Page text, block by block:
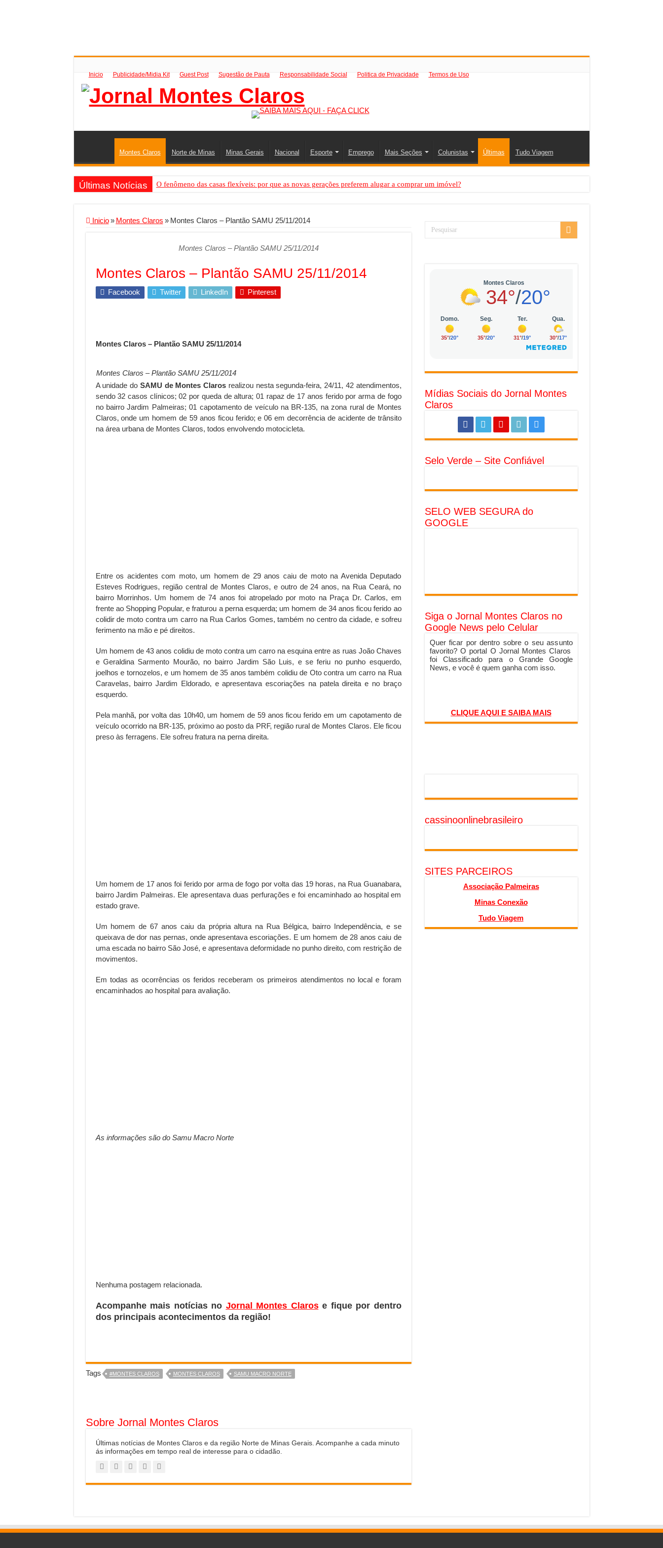
Inicio Publicidade/Midia Kit Guest Post Sugestão de Pauta Responsabilidade Social Politica de Privacidade Termos de Uso
Montes Claros Norte de Minas Minas Gerais Nacional Esporte Emprego Mais Seções Colunistas Últimas Tudo Viagem
Últimas Notícias O fenômeno das casas flexíveis: por que as novas gerações preferem alugar a comprar um imóvel?
Conheça a melhor empresa de transfer passeios e traslados em Porto Seguro, Bahia
Mais da metade dos trabalhadores desconfia dos canais de denúncia das empresas
Comércio Interativo ganha força no Brasil com a chegada da VIVAMOMENTO ao polo empresarial da Vila Olímpia, em São Paulo
De economista a referência nacional: como Jaque Rosa ensina tarólogas a faturarem mais de R$ 10 mil no digital
Tomada de decisão estratégica: como usar dados e regulamentações a seu favor
Qualidade do produto e percepção do consumidor: como marcas evitam ruídos no mercado
O Crescimento da Influência de Especialistas Independentes
Inicio » Montes Claros » Montes Claros – Plantão SAMU 25/11/2014
Montes Claros – Plantão SAMU 25/11/2014
Montes Claros – Plantão SAMU 25/11/2014
Facebook Twitter LinkedIn Pinterest
Montes Claros – Plantão SAMU 25/11/2014
Montes Claros – Plantão SAMU 25/11/2014
A unidade do SAMU de Montes Claros realizou nesta segunda-feira, 24/11, 42 atendimentos,
sendo 32 casos clínicos; 02 por queda de altura; 01 rapaz de 17 anos ferido por arma de fogo
no bairro Jardim Palmeiras; 01 capotamento de veículo na BR-135, na zona rural de Montes
Claros, onde um homem de 59 anos ficou ferido; e 06 em decorrência de acidente de trânsito
na área urbana de Montes Claros, todos envolvendo motocicleta.
Entre os acidentes com moto, um homem de 29 anos caiu de moto na Avenida Deputado
Esteves Rodrigues, região central de Montes Claros, e outro de 24 anos, na Rua Ceará, no
bairro Morrinhos. Um homem de 74 anos foi atropelado por moto na Praça Dr. Carlos, em
frente ao Shopping Popular, e fraturou a perna esquerda; um homem de 34 anos ficou ferido ao
colidir de moto contra um carro na Rua Carlos Gomes, também no centro da cidade, e sofreu
ferimento na mão e pé direitos.
Um homem de 43 anos colidiu de moto contra um carro na esquina entre as ruas João Chaves
e Geraldina Sarmento Mourão, no bairro Jardim São Luis, e se feriu no punho esquerdo,
joelhos e tornozelos, e um homem de 35 anos também colidiu de Oto contra um carro na Rua
Caravelas, bairro Jardim Eldorado, e apresentava escoriações na patela direita e no braço
esquerdo.
Pela manhã, por volta das 10h40, um homem de 59 anos ficou ferido em um capotamento de
veículo ocorrido na BR-135, próximo ao posto da PRF, região rural de Montes Claros. Ele ficou
preso às ferragens. Ele sofreu fratura na perna direita.
Um homem de 17 anos foi ferido por arma de fogo por volta das 19 horas, na Rua Guanabara,
bairro Jardim Palmeiras. Ele apresentava duas perfurações e foi encaminhado ao hospital em
estado grave.
Um homem de 67 anos caiu da própria altura na Rua Bélgica, bairro Independência, e se
queixava de dor nas pernas, onde apresentava escoriações. E um homem de 28 anos caiu de
uma escada no bairro São José, e apresentava deformidade no punho direito, com restrição de
movimentos.
Em todas as ocorrências os feridos receberam os primeiros atendimentos no local e foram
encaminhados ao hospital para avaliação.
As informações são do Samu Macro Norte
Nenhuma postagem relacionada.
Acompanhe mais notícias no Jornal Montes Clarose fique por dentro
dos principais acontecimentos da região!
Tags #MONTES CLAROS MONTES CLAROS SAMU MACRO NORTE
Sobre Jornal Montes Claros
Últimas notícias de Montes Claros e da região Norte de Minas Gerais. Acompanhe a cada minuto
ás informações em tempo real de interesse para o cidadão.
Mídias Sociais do Jornal Montes
Claros
Selo Verde – Site Confiável
SELO WEB SEGURA do
GOOGLE
Siga o Jornal Montes Claros no
Google News pelo Celular
Quer ficar por dentro sobre o seu assunto
favorito? O portal O Jornal Montes Claros
foi Classificado para o Grande Google
News, e você é quem ganha com isso.
CLIQUE AQUI E SAIBA MAIS
cassinoonlinebrasileiro
SITES PARCEIROS
Associação Palmeiras
Minas Conexão
Tudo Viagem